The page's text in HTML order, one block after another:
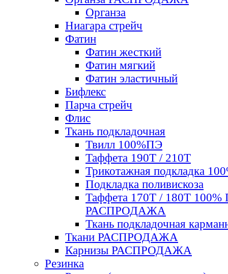
Органза
Ниагара стрейч
Фатин
Фатин жесткий
Фатин мягкий
Фатин элаcтичный
Бифлекс
Парча стрейч
Флис
Ткань подкладочная
Твилл 100%ПЭ
Таффета 190Т / 210Т
Трикотажная подкладка
Подкладка поливискоза
Таффета 170Т / 180Т 100%
РАСПРОДАЖА
Ткань подкладочная
Ткани РАСПРОДАЖА
Карнизы РАСПРОДАЖА
Резинка